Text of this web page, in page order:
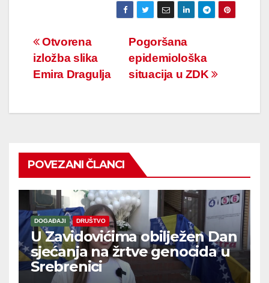
Navigacija
članaka
Pogoršana
epidemiološka
situacija u ZDK
Otvorena
izložba slika
Emira Dragulja
POVEZANI ČLANCI
DOGAĐAJI DRUŠTVO
U Zavidovićima obilježen Dan
sjećanja na žrtve genocida u
Srebrenici